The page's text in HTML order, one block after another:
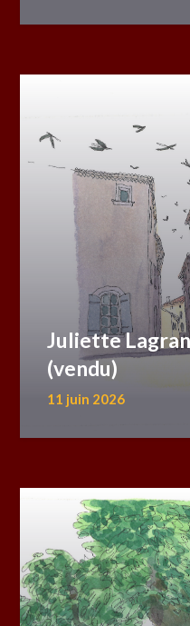
Juliette
(vendu)
11 juin 2026